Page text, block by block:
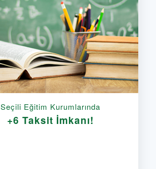
Seçili Eğitim Kurumlarında
+6 Taksit İmkanı!